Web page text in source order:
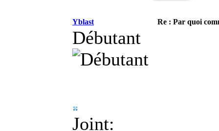
Yblast Re : Par quoi
Débutant
Joint: